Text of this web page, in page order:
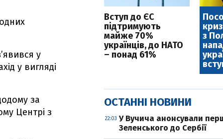
у
у вигляді
за
Центрі з
Вступ до ЄС
підтримують
майже 70%
українців, до НАТО
– понад 61%
з
ОСТАННІ НОВИНИ
22:03 У Вучича анонсували
Зеленського до Сербії